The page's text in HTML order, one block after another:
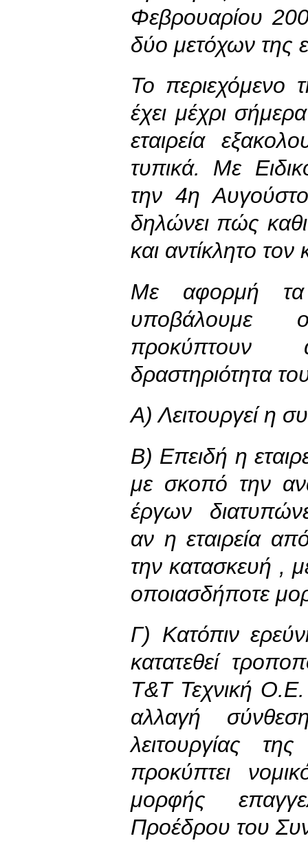
Φεβρουαρίου
δύο μετόχων της
Το περιεχόμενο
έχει μέχρι
εταιρεία
τυπικά. Με
την 4η
δηλώνει πώς
και αντίκλητο
Με αφορμή τα
υποβάλουμε
προκύπτουν
δραστηριότητα
Α) Λειτουργεί η
Β) Επειδή η
με σκοπό την
έργων
αν η εταιρεία
την κατασκευή ,
οποιασδήποτε
Γ) Κατόπιν
κατατεθεί
Τ&Τ Τεχνική Ο.Ε.
αλλαγή
λειτουργίας
προκύπτει
μορφής
Προέδρου του